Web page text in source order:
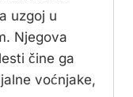
uzgoj u
Njegova
čine ga
voćnjake,